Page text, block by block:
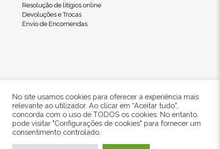
Resolução de litígios online
Devoluções e Trocas
Envio de Encomendas
© 2024 Freshwood. All Rights Reserved.
No site usamos cookies para oferecer a experiência mais
relevante ao utilizador. Ao clicar em “Aceitar tudo”,
concorda com o uso de TODOS os cookies. No entanto,
pode visitar "Configurações de cookies" para fornecer um
consentimento controlado.